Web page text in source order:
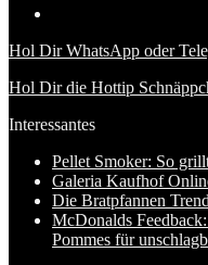
Hol Dir WhatsApp oder
Hol Dir die Hottip
Interessantes
Pellet Smoker: So
Galeria Kaufhof
Die Bratpfannen
McDonalds
Pommes für